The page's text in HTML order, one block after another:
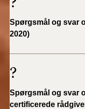
BR18 (1/1 - 30/6
BR18 (29/6 -
BR18 (1/1-29/6
2021)
Spørgsmål og svar
2020)
?
Spørgsmål og svar
certificerede